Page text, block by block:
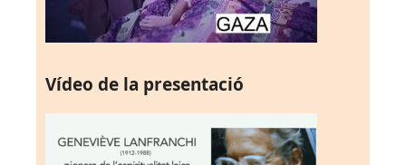
Vídeo de la presentació